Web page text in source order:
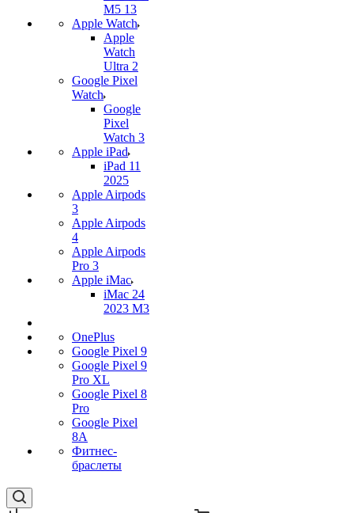
M5 13
Apple Watch
Apple
Watch
Ultra 2
Google Pixel
Watch
Google
Pixel
Watch 3
Apple iPad
iPad 11
2025
Apple Airpods
3
Apple Airpods
4
Apple Airpods
Pro 3
Apple iMac
iMac 24
2023 M3
OnePlus
Google Pixel 9
Google Pixel 9
Pro XL
Google Pixel 8
Pro
Google Pixel
8A
Фитнес-
браслеты